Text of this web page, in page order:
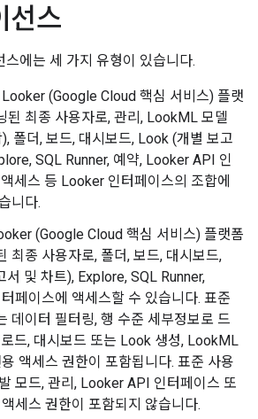
선스
에는 세 가지 유형이 있습니다.
Looker (Google Cloud 핵심 서비스) 플랫
된 최종 사용자로, 관리, LookML 모델
폴더, 보드, 대시보드, Look (개별 보고
SQL Runner, 예약, Looker API 인
세스 등 Looker 인터페이스의 조합에
니다.
(Google Cloud 핵심 서비스) 플랫폼
최종 사용자로, 폴더, 보드, 대시보드,
서 및 차트), Explore, SQL Runner,
페이스에 액세스할 수 있습니다. 표준
데이터 필터링, 행 수준 세부정보로 드
드, 대시보드 또는 Look 생성, LookML
액세스 권한이 포함됩니다. 표준 사용
모드, 관리, Looker API 인터페이스 또
세스 권한이 포함되지 않습니다.